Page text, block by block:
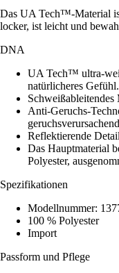
Das UA Tech™-Material
locker, ist leicht und
DNA
UA Tech™ ultra-
natürlicheres Gefühl.
Schweißableitendes
Anti-Geruchs-
Reflektierende
Das Hauptmaterial
Polyester,
Spezifikationen
Modellnummer:
100 % Polyester
Import
Passform und Pflege